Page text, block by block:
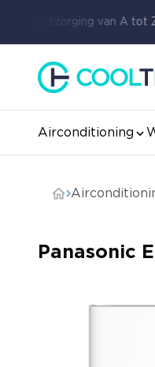
ontzorging van A tot Z
Airconditioning
Panasonic